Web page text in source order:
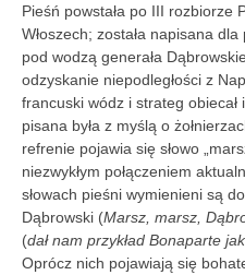
Pieśń powstała po III rozbiorze
Włoszech; została napisana
pod wodzą generała
odzyskanie niepodległości z
francuski wódz i strateg
pisana była z myślą o
refrenie pojawia się słowo
niezwykłym połączeniem
słowach pieśni wymienieni są
Dąbrowski (Marsz, marsz,
(dał nam przykład Bonaparte
Oprócz nich pojawiają się